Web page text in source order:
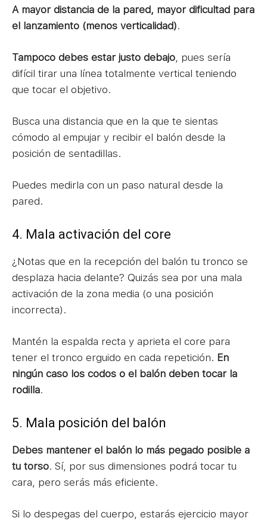
A mayor distancia de la pared, mayor dificultad para
el lanzamiento (menos verticalidad).
Tampoco debes estar justo debajo, pues sería
difícil tirar una línea totalmente vertical teniendo
que tocar el objetivo.
Busca una distancia que en la que te sientas
cómodo al empujar y recibir el balón desde la
posición de sentadillas.
Puedes medirla con un paso natural desde la
pared.
4. Mala activación del core
¿Notas que en la recepción del balón tu tronco se
desplaza hacia delante? Quizás sea por una mala
activación de la zona media (o una posición
incorrecta).
Mantén la espalda recta y aprieta el core para
tener el tronco erguido en cada repetición. En
ningún caso los codos o el balón deben tocar la
rodilla.
5. Mala posición del balón
Debes mantener el balón lo más pegado posible a
tu torso. Sí, por sus dimensiones podrá tocar tu
cara, pero serás más eficiente.
Si lo despegas del cuerpo, estarás ejercicio mayor